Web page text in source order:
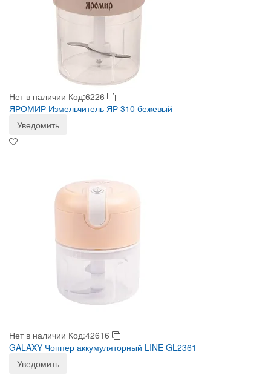
Нет в наличии Код:6226
ЯРОМИР Измельчитель ЯР 310 бежевый
Уведомить
Нет в наличии Код:42616
GALAXY Чоппер аккумуляторный LINE GL2361
Уведомить